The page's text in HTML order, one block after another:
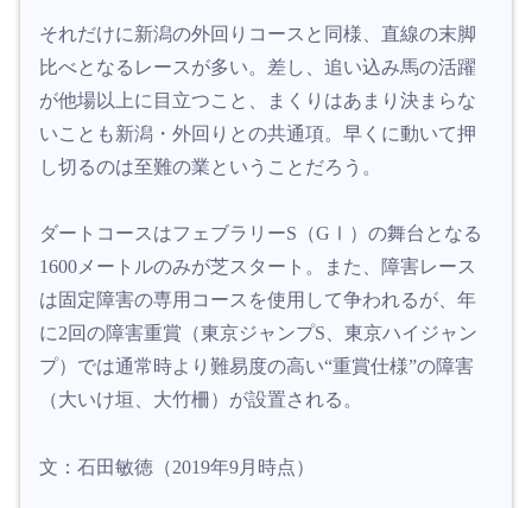
それだけに新潟の外回りコースと同様、直線の末脚
比べとなるレースが多い。差し、追い込み馬の活躍
が他場以上に目立つこと、まくりはあまり決まらな
いことも新潟・外回りとの共通項。早くに動いて押
し切るのは至難の業ということだろう。
ダートコースはフェブラリーS（GⅠ）の舞台となる
1600メートルのみが芝スタート。また、障害レース
は固定障害の専用コースを使用して争われるが、年
に2回の障害重賞（東京ジャンプS、東京ハイジャン
プ）では通常時より難易度の高い“重賞仕様”の障害
（大いけ垣、大竹柵）が設置される。
文：石田敏徳（2019年9月時点）